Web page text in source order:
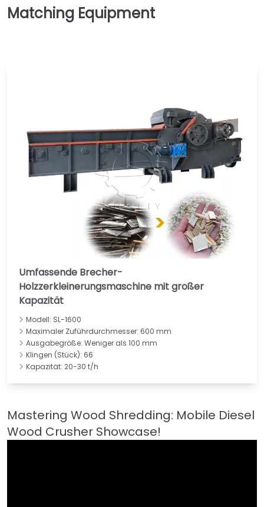
Umfassende Brecher-
Holzzerkleinerungsmaschine mit großer
Kapazität
Modell: SL-1600
Maximaler Zuführdurchmesser: 600 mm
Ausgabegröße: Weniger als 100 mm
Klingen (Stück): 66
Kapazität: 20-30 t/h